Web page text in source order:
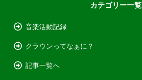
カテゴリー一覧
音楽活動記録
クラウンってなぁに？
記事一覧へ